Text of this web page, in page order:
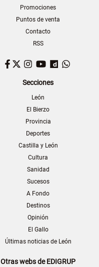
Promociones
Puntos de venta
Contacto
RSS
Facebook
TwitterInstagram
YouTubeDailymotion
Secciones
León
El Bierzo
Provincia
Deportes
Castilla y León
Cultura
Sanidad
Sucesos
A Fondo
Destinos
Opinión
El Gallo
Últimas noticias de León
Otras webs de EDIGRUP